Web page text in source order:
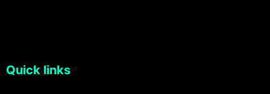
Quick links